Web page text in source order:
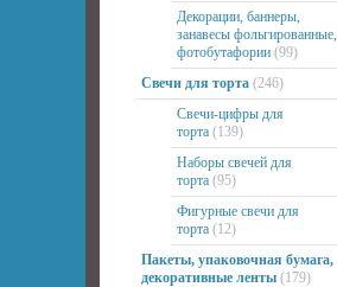
Декорации, баннеры,
занавесы фольгированные,
фотобутафории (99)
Свечи для торта (246)
Свечи-цифры для
торта (139)
Наборы свечей для
торта (95)
Фигурные свечи для
торта (12)
Пакеты, упаковочная бумага,
декоративные ленты (179)